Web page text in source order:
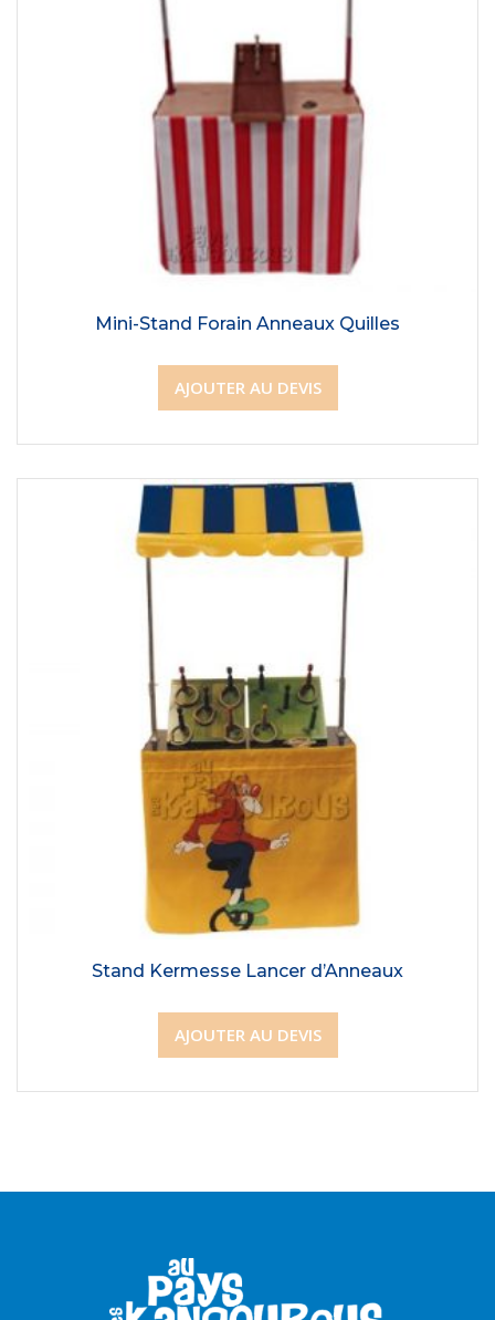
Mini-Stand Forain Anneaux Quilles
AJOUTER AU DEVIS
Stand Kermesse Lancer d’Anneaux
AJOUTER AU DEVIS